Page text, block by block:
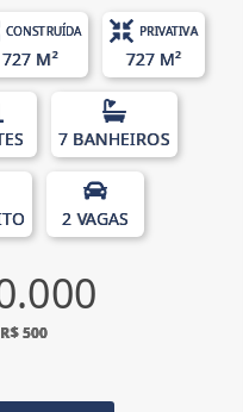
CONSTRUÍDA
727 M²
PRIVATIVA
727 M²
7 BANHEIROS
2 VAGAS
500